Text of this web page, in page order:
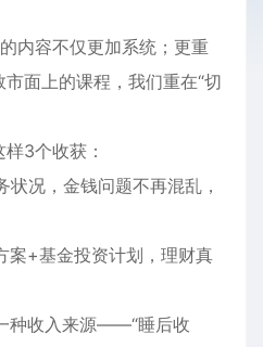
内容不仅更加系统；更重
面上的课程，我们重在“切
3个收获：
况，金钱问题不再混乱，
案+基金投资计划，理财真
种收入来源——“睡后收